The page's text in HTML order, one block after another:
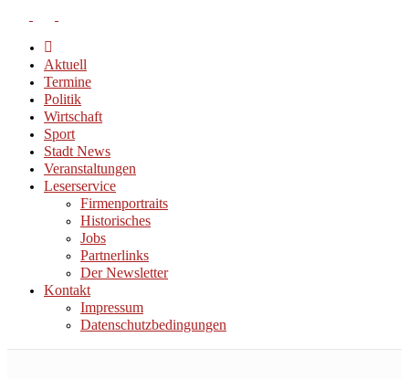
Aktuell
Termine
Politik
Wirtschaft
Sport
Stadt News
Veranstaltungen
Leserservice
Firmenportraits
Historisches
Jobs
Partnerlinks
Der Newsletter
Kontakt
Impressum
Datenschutzbedingungen